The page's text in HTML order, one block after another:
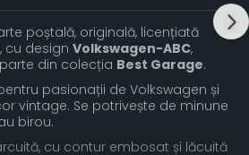
poștală, originală, licențiată
cu design Volkswagen-ABC,
parte din colecția Best Garage.
pasionații de Volkswagen și
vintage. Se potrivește de minune
birou.
cu contur embosat și lăcuită